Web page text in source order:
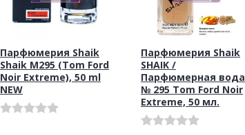
Парфюмерия Shaik
Shaik M295 (Tom Ford
Noir Extreme), 50 ml
NEW
Парфюмерия Shaik
SHAIK /
Парфюмерная вода
№ 295 Tom Ford Noir
Extreme, 50 мл.